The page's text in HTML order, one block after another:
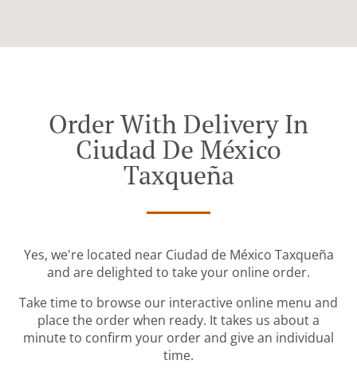
Order With Delivery In
Ciudad De México
Taxqueña
Yes, we're located near Ciudad de México Taxqueña
and are delighted to take your online order.
Take time to browse our interactive online menu and
place the order when ready. It takes us about a
minute to confirm your order and give an individual
time.